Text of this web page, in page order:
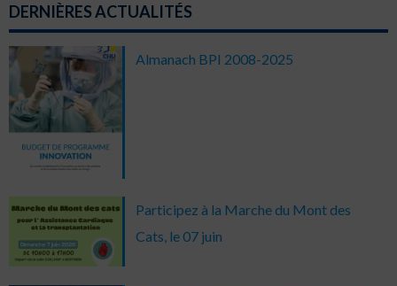
DERNIÈRES ACTUALITÉS
Almanach BPI 2008-2025
Participez à la Marche du Mont des
Cats, le 07 juin